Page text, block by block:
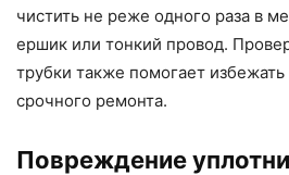
чистить не реже одного раза в
ершик или тонкий провод.
трубки также помогает
срочного ремонта.
Повреждение